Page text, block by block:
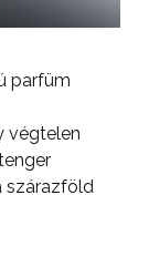
parfüm
végtelen
szárazföld